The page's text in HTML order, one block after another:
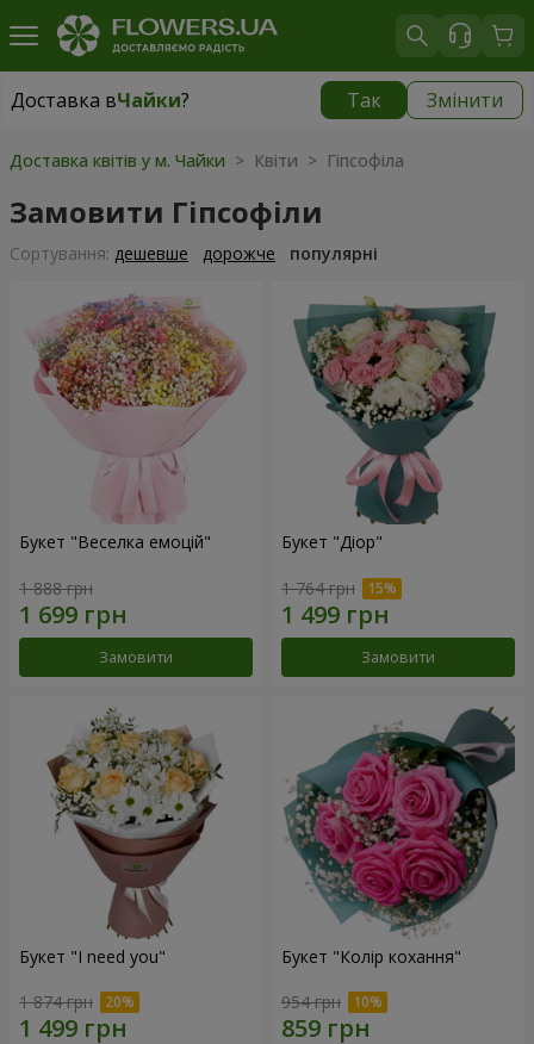
Доставка вЧайки? Так Змінити
Доставка вЧайки|
Доставка квітів у м. Чайки > Квіти > Гіпсофіла
Замовити Гіпсофіли
Сортування: дешевше дорожче популярні
Букет "Веселка емоцій"
1 888 грн
Замовити
Букет "Діор"
1 764 грн
Замовити
Букет "I need you"
1 874 грн
Букет "Колір кохання"
954 грн